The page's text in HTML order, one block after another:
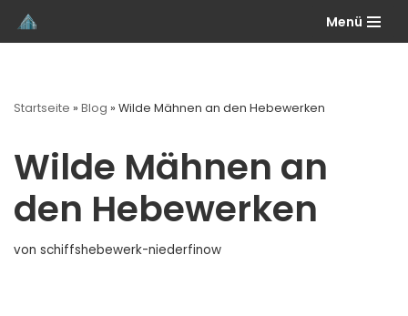
Zum
Menü
Startseite » Blog » Wilde Mähnen an den Hebewerken
Wilde Mähnen an
den Hebewerken
von schiffshebewerk-niederfinow